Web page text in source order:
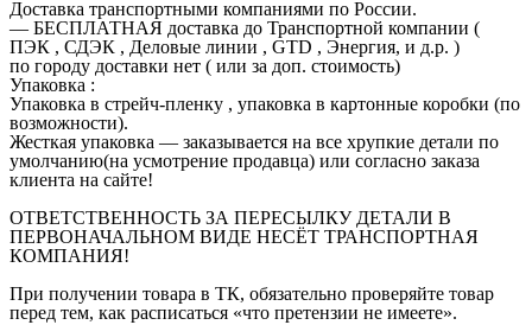
Доставка транспортными компаниями по России.
— БЕСПЛАТНАЯ доставка до Транспортной компании (
ПЭК , СДЭК , Деловые линии , GTD , Энергия, и д.р. )
по городу доставки нет ( или за доп. стоимость)
Упаковка :
Упаковка в стрейч-пленку , упаковка в картонные коробки (по
возможности).
Жесткая упаковка — заказывается на все хрупкие детали по
умолчанию(на усмотрение продавца) или согласно заказа
клиента на сайте!
ОТВЕТСТВЕННОСТЬ ЗА ПЕРЕСЫЛКУ ДЕТАЛИ В
ПЕРВОНАЧАЛЬНОМ ВИДЕ НЕСЁТ ТРАНСПОРТНАЯ
КОМПАНИЯ!
При получении товара в ТК, обязательно проверяйте товар
перед тем, как расписаться «что претензии не имеете».